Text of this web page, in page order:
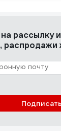
на рассылкуи
распродажи